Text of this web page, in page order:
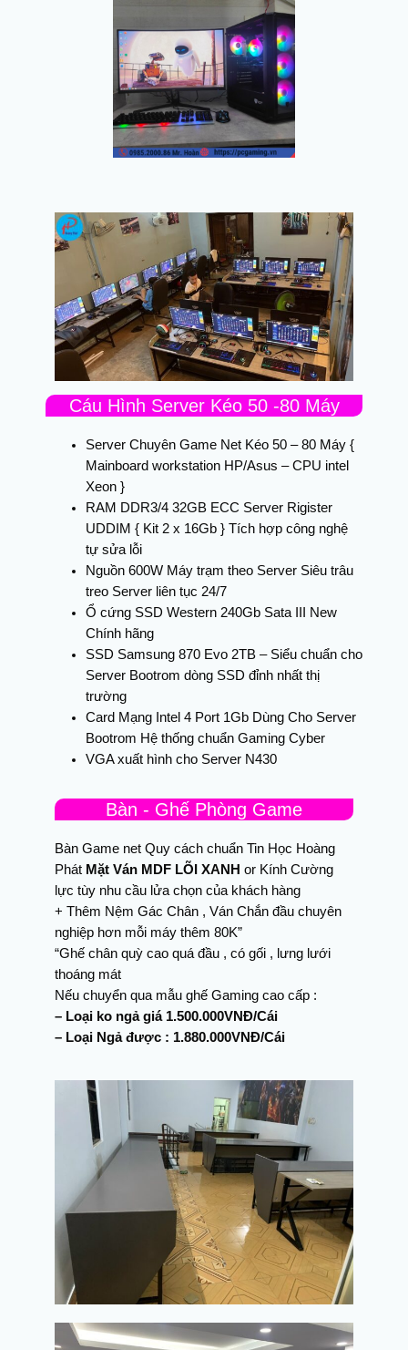
Cáu Hình Server Kéo 50 -80 Máy
Server Chuyên Game Net Kéo 50 – 80 Máy {
Mainboard workstation HP/Asus – CPU intel
Xeon }
RAM DDR3/4 32GB ECC Server Rigister
UDDIM { Kit 2 x 16Gb } Tích hợp công nghệ
tự sửa lỗi
Nguồn 600W Máy trạm theo Server Siêu trâu
treo Server liên tục 24/7
Ổ cứng SSD Western 240Gb Sata III New
Chính hãng
SSD Samsung 870 Evo 2TB – Siểu chuẩn cho
Server Bootrom dòng SSD đỉnh nhất thị
trường
Card Mạng Intel 4 Port 1Gb Dùng Cho Server
Bootrom Hệ thống chuẩn Gaming Cyber
VGA xuất hình cho Server N430
Bàn - Ghế Phòng Game
Bàn Game net Quy cách chuẩn Tin Học Hoàng
Phát Mặt Ván MDF LÕI XANH or Kính Cường
lực tùy nhu cầu lửa chọn của khách hàng
+ Thêm Nệm Gác Chân , Ván Chắn đầu chuyên
nghiệp hơn mỗi máy thêm 80K”
“Ghế chân quỳ cao quá đầu , có gối , lưng lưới
thoáng mát
Nếu chuyển qua mẫu ghế Gaming cao cấp :
– Loại ko ngả giá 1.500.000VNĐ/Cái
– Loại Ngả được : 1.880.000VNĐ/Cái